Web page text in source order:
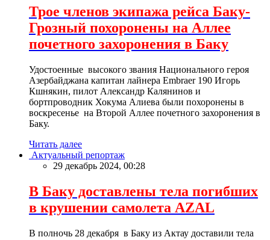
Трое членов экипажа рейса Баку-
Грозный похоронены на Аллее
почетного захоронения в Баку
Удостоенные высокого звания Национального героя
Азербайджана капитан лайнера Embraer 190 Игорь
Кшнякин, пилот Александр Калянинов и
бортпроводник Хокума Алиева были похоронены в
воскресенье на Второй Аллее почетного захоронения в
Баку.
Читать далее
Актуальный репортаж
29 декабрь 2024, 00:28
В Баку доставлены тела погибших
в крушении самолета AZAL
В полночь 28 декабря в Баку из Актау доставили тела